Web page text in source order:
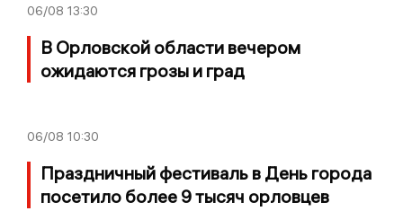
06/08 13:30
В Орловской области вечером
ожидаются грозы и град
06/08 10:30
Праздничный фестиваль в День города
посетило более 9 тысяч орловцев